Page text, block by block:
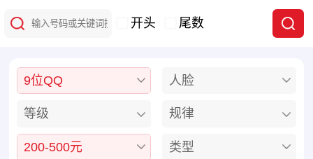
开头 尾数
9位QQ 人脸
等级 规律
200-500元 类型